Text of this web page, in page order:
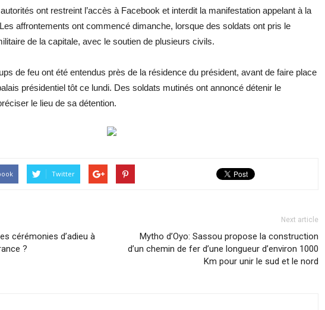
ont restreint l’accès à Facebook et interdit la manifestation appelant à la
affrontements ont commencé dimanche, lorsque des soldats ont pris le
de la capitale, avec le soutien de plusieurs civils.
de feu ont été entendus près de la résidence du président, avant de faire place
présidentiel tôt ce lundi. Des soldats mutinés ont annoncé détenir le
le lieu de sa détention.
Twitter
cérémonies d’adieu à
?
Next article
Mytho d’Oyo: Sassou propose la construction
d’un chemin de fer d’une longueur d’environ 1000
Km pour unir le sud et le nord